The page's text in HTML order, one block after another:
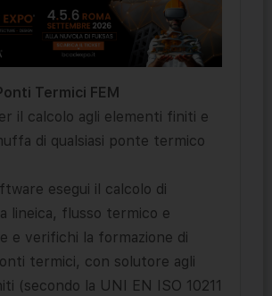
Termici FEM
il calcolo agli elementi finiti e
di qualsiasi ponte termico
esegui il calcolo di
lineica, flusso termico e
e verifichi la formazione di
termici, con solutore agli
(secondo la UNI EN ISO 10211